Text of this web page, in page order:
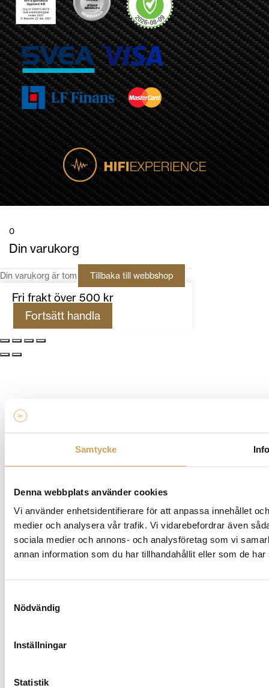
Samtycke
Denna webbplats använder cookies
Vi använder enhetsidentifierare för att anpassa innehållet
medier och analysera vår trafik. Vi vidarebefordrar även
sociala medier och annons- och analysföretag som vi
annan information som du har tillhandahållit eller som de
Nödvändig
Inställningar
Statistik
0
Din varukorg
Din varukorg är tom Tillbaka till webbshop
Fri frakt över 500 kr
Fortsätt handla